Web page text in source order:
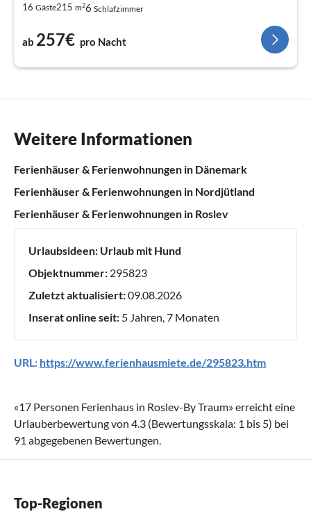
16 Gäste215 m26 Schlafzimmer
ab 257€ pro Nacht
Weitere Informationen
Ferienhäuser & Ferienwohnungen in Dänemark
Ferienhäuser & Ferienwohnungen in Nordjütland
Ferienhäuser & Ferienwohnungen in Roslev
Urlaubsideen: Urlaub mit Hund
Objektnummer: 295823
Zuletzt aktualisiert:09.08.2026
Inserat online seit: 5 Jahren, 7 Monaten
URL: https://www.ferienhausmiete.de/295823.htm
«17 Personen Ferienhaus in Roslev-By Traum» erreicht eine
Urlauberbewertung von 4.3 (Bewertungsskala: 1 bis 5) bei
91 abgegebenen Bewertungen.
Top-Regionen